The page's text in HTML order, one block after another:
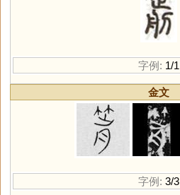
字例: 1/1
金文
字例: 3/3